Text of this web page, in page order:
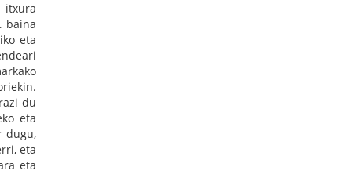
itxura
baina
eta
du
eta
dugu,
eta
eta